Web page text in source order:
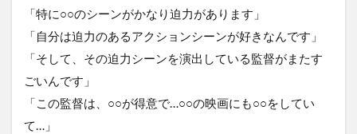
「特に○○のシーンがかなり迫力があります」
「自分は迫力のあるアクションシーンが好きなんです」
「そして、その迫力シーンを演出している監督がまたす
ごいんです」
「この監督は、○○が得意で…○○の映画にも○○をしてい
て…」